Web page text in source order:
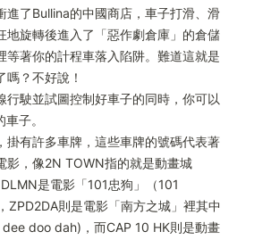
進了Bullina的中國商店，車子打滑、滑
地旋轉後進入了「惡作劇倉庫」的倉儲
等著你的計程車落入陷阱。難道這就是
？不好說！
行駛並試圖控制好車子的同時，你可以
子。
掛有許多車牌，這些車牌的號碼代表著
影，像2N TOWN指的就是動畫城
是電影「101忠狗」（101
ZPD2DA則是電影「南方之城」裡其中
doo dah)，而CAP 10 HK則是動畫